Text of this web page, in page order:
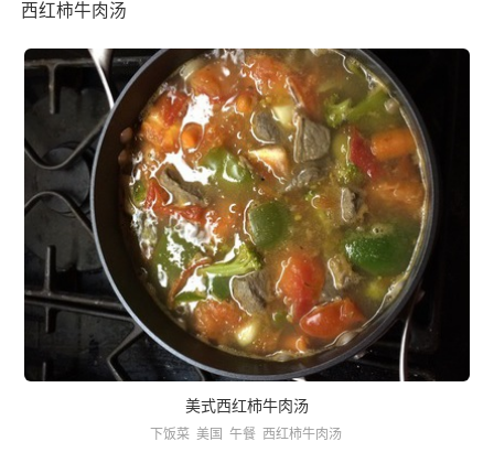
西红柿牛肉汤
美式西红柿牛肉汤
下饭菜 美国 午餐 西红柿牛肉汤